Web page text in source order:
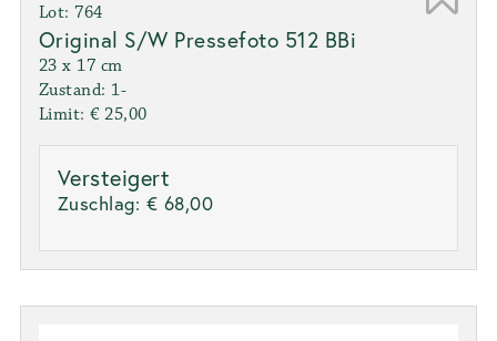
Lot: 764
Original S/W Pressefoto 512 BBi
23 x 17 cm
Zustand: 1-
Limit: € 25,00
Versteigert
Zuschlag: € 68,00